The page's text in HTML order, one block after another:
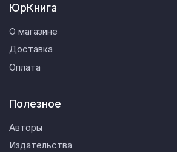
ЮрКнига
О магазине
Доставка
Оплата
Полезное
Авторы
Издательства